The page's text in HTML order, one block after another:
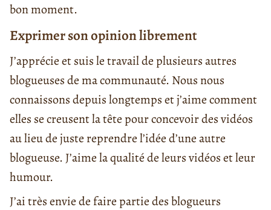
bon moment.
Exprimer son opinion librement
J’apprécie et suis le travail de plusieurs autres
blogueuses de ma communauté. Nous nous
connaissons depuis longtemps et j’aime comment
elles se creusent la tête pour concevoir des vidéos
au lieu de juste reprendre l’idée d’une autre
blogueuse. J’aime la qualité de leurs vidéos et leur
humour.
J’ai très envie de faire partie des blogueurs